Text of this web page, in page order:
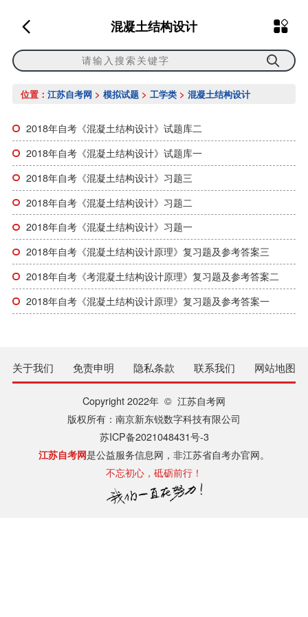
混凝土结构设计
位置： 江苏自考网> 模拟试题> 工学类> 混凝土结构设计
​2018年自考《混凝土结构设计》试题库二
2018年自考《混凝土结构设计》试题库一
2018年自考《混凝土结构设计》习题三
2018年自考《混凝土结构设计》习题二
2018年自考《混凝土结构设计》习题一
2018年自考《混凝土结构设计原理》复习题及参考答案三
2018年自考《考混凝土结构设计原理》复习题及参考答案二
2018年自考《混凝土结构设计原理》复习题及参考答案一
关于我们 免责申明 隐私条款 联系我们 网站地图
Copyright 2022年 © 江苏自考网
版权所有：南京新东锐数字科技有限公司
苏ICP备2021048431号-3
江苏自考网是公益服务信息网，非江苏省自考办官网。
不忘初心，砥砺前行！